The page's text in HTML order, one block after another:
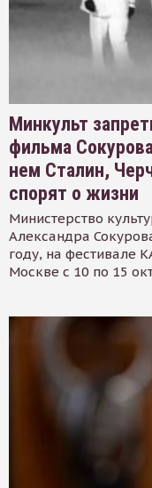
Минкульт
фильма
нем Сталин,
спорят о жизни
Министерство
Александра
году, на фестивале
Москве с 10 по 15